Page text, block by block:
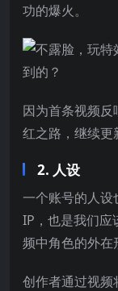
功的爆火。
因为首条视频
红之路，继续更
2. 人设
一个账号的人设
IP，也是我们应
频中角色的外在
创作者通过视